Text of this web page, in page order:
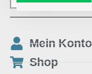
Mein Konto
Shop